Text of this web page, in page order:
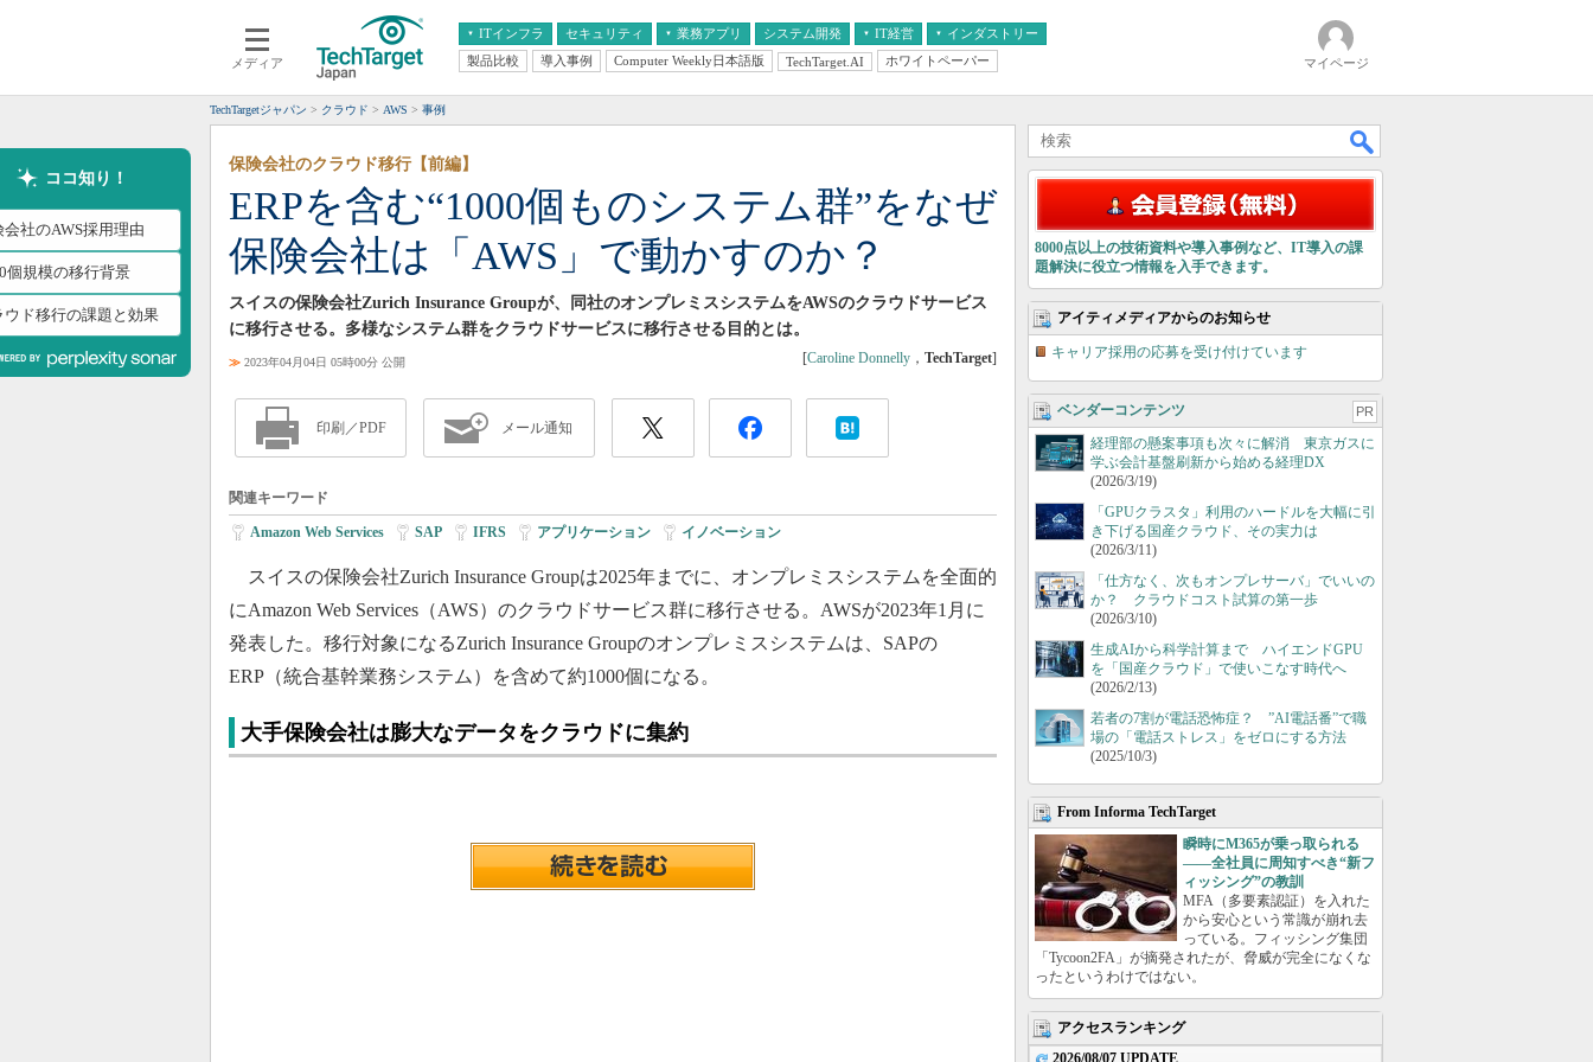
メディア
ITインフラ
クラウド
スマートモバイル
ネットワーク
システム運用管理
セキュリティ 業務アプリ
エンタープライズAI
ERP
CX
情報系システム
システム開発 IT経営
経営とIT
インダストリー
医療IT
製品比較 導入事例 Computer Weekly日本語版 TechTarget.AI ホワイトペーパー マイページ
TechTargetジャパン クラウド AWS 事例
ココ知り！
会社のAWS採用理由
個規模の移行背景
ウド移行の課題と効果
ERPを含む“1000個ものシステム群”をなぜ
保険会社は「AWS」で動かすのか？
保険会社のクラウド移行【前編】
スイスの保険会社Zurich Insurance Groupが、同社のオンプレミスシステムをAWSのクラウドサービス
に移行させる。多様なシステム群をクラウドサービスに移行させる目的とは。
≫ 2023年04月04日 05時00分 公開 [Caroline Donnelly ， TechTarget]
印刷／PDF メール通知
関連キーワード
Amazon Web Services SAP IFRS アプリケーション イノベーション
スイスの保険会社Zurich Insurance Groupは2025年までに、オンプレミスシステムを全面的
にAmazon Web Services（AWS）のクラウドサービス群に移行させる。AWSが2023年1月に
発表した。移行対象になるZurich Insurance Groupのオンプレミスシステムは、SAPの
ERP（統合基幹業務システム）を含めて約1000個になる。
大手保険会社は膨大なデータをクラウドに集約
8000点以上の技術資料や導入事例など、IT導入の課
題解決に役立つ情報を入手できます。
アイティメディアからのお知らせ
キャリア採用の応募を受け付けています
ベンダーコンテンツ PR
経理部の懸案事項も次々に解消 東京ガスに
学ぶ会計基盤刷新から始める経理DX
(2026/3/19)
「GPUクラスタ」利用のハードルを大幅に引
き下げる国産クラウド、その実力は
(2026/3/11)
「仕方なく、次もオンプレサーバ」でいいの
か？ クラウドコスト試算の第一歩
(2026/3/10)
生成AIから科学計算まで ハイエンドGPU
を「国産クラウド」で使いこなす時代へ
(2026/2/13)
若者の7割が電話恐怖症？ ”AI電話番”で職
場の「電話ストレス」をゼロにする方法
(2025/10/3)
From Informa TechTarget
瞬時にM365が乗っ取られる
――全社員に周知すべき“新フ
ィッシング”の教訓
MFA（多要素認証）を入れた
から安心という常識が崩れ去
っている。フィッシング集団
「Tycoon2FA」が摘発されたが、脅威が完全になくな
ったというわけではない。
アクセスランキング
2026/08/07 UPDATE